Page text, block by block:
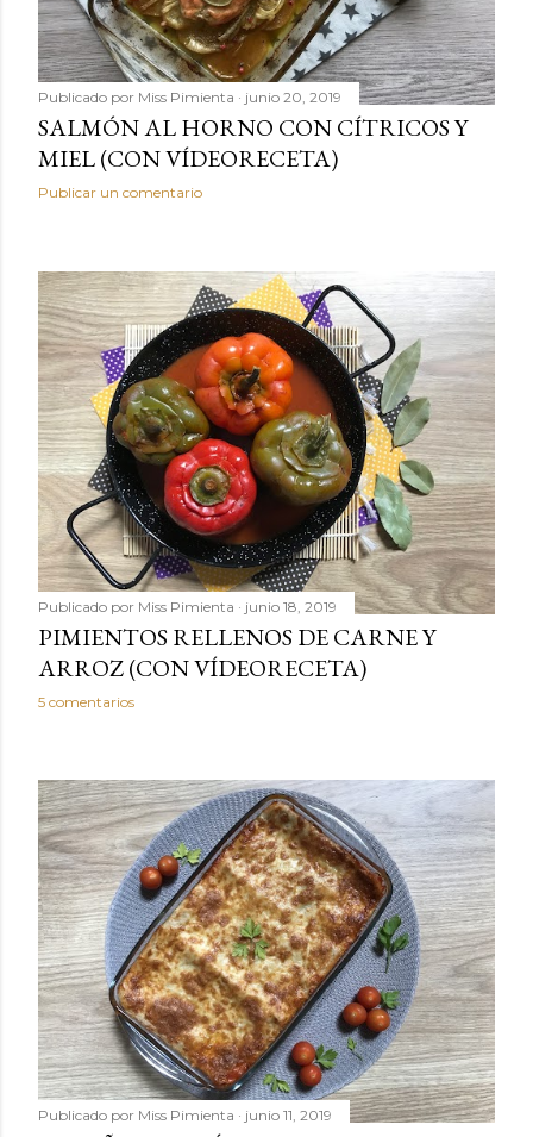
Publicado por Miss Pimienta junio 20, 2019
SALMÓN AL HORNO CON CÍTRICOS Y
MIEL (CON VÍDEORECETA)
Publicar un comentario
Publicado por Miss Pimienta junio 18, 2019
PIMIENTOS RELLENOS DE CARNE Y
ARROZ (CON VÍDEORECETA)
5 comentarios
Publicado por Miss Pimienta junio 11, 2019